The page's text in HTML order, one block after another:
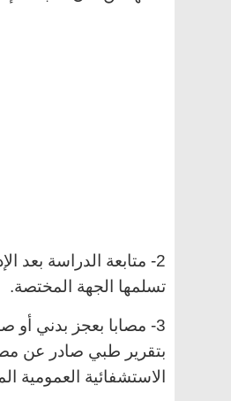
2- متابعة الدراسة بعد
تسلمها الجهة المختصة.
3- مصابا بعجز بدني
بتقرير طبي صادر عن
الاستشفائية العمومية